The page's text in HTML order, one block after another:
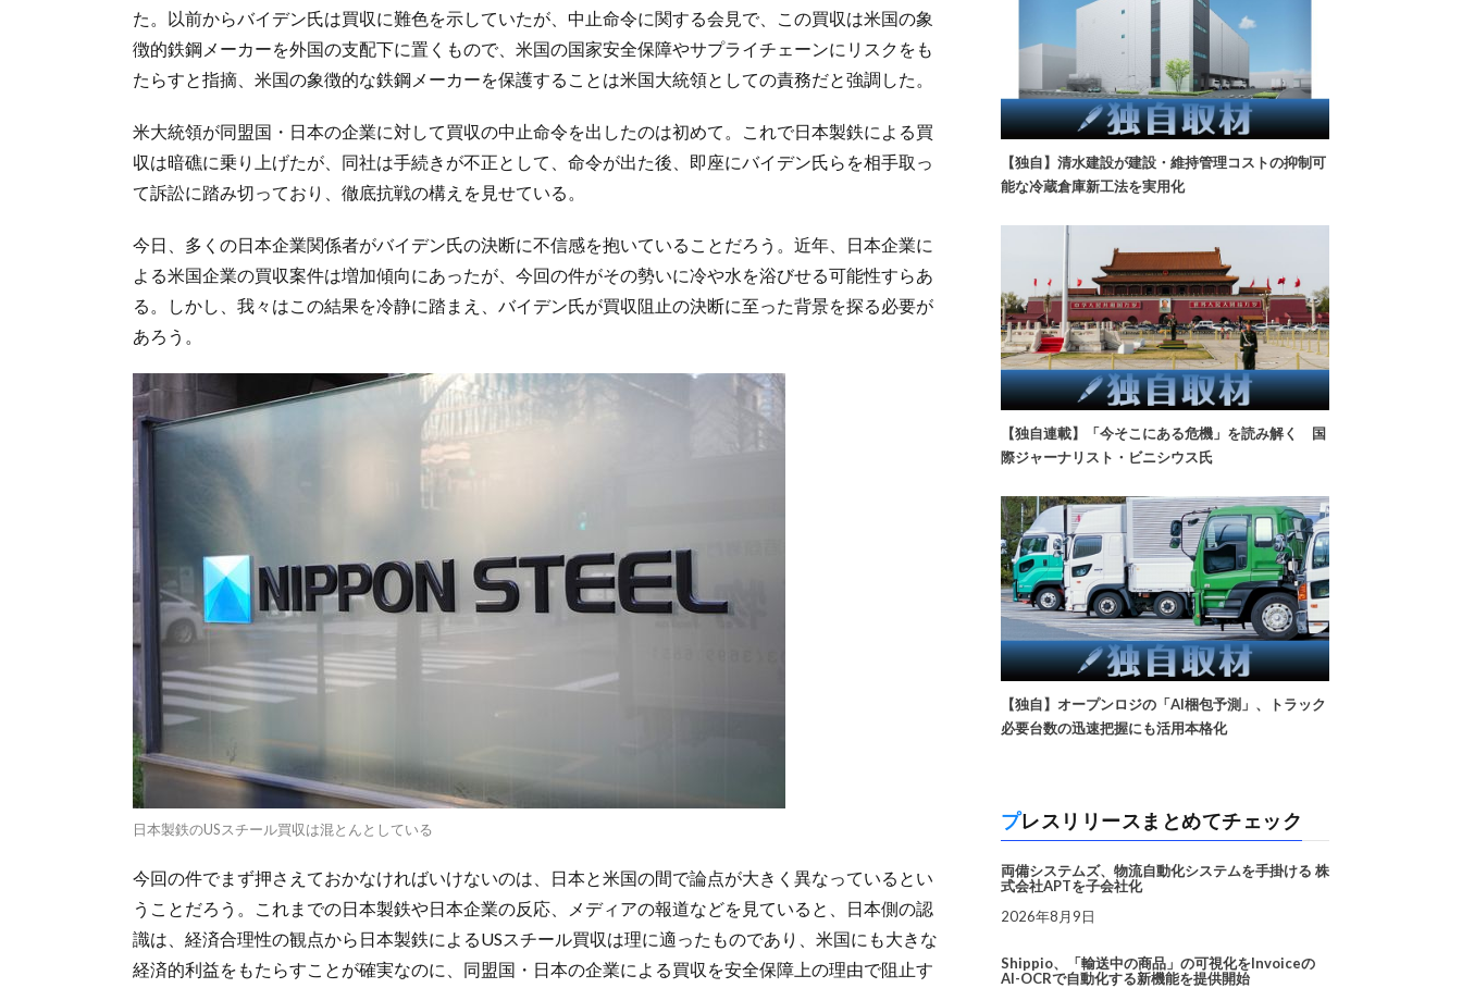
た。以前からバイデン氏は買収に難色を示していたが、中止命令に関する会見で、この買収は米国の象
徴的鉄鋼メーカーを外国の支配下に置くもので、米国の国家安全保障やサプライチェーンにリスクをも
たらすと指摘、米国の象徴的な鉄鋼メーカーを保護することは米国大統領としての責務だと強調した。
米大統領が同盟国・日本の企業に対して買収の中止命令を出したのは初めて。これで日本製鉄による買
収は暗礁に乗り上げたが、同社は手続きが不正として、命令が出た後、即座にバイデン氏らを相手取っ
て訴訟に踏み切っており、徹底抗戦の構えを見せている。
今日、多くの日本企業関係者がバイデン氏の決断に不信感を抱いていることだろう。近年、日本企業に
よる米国企業の買収案件は増加傾向にあったが、今回の件がその勢いに冷や水を浴びせる可能性すらあ
る。しかし、我々はこの結果を冷静に踏まえ、バイデン氏が買収阻止の決断に至った背景を探る必要が
あろう。
日本製鉄のUSスチール買収は混とんとしている
今回の件でまず押さえておかなければいけないのは、日本と米国の間で論点が大きく異なっているとい
うことだろう。これまでの日本製鉄や日本企業の反応、メディアの報道などを見ていると、日本側の認
識は、経済合理性の観点から日本製鉄によるUSスチール買収は理に適ったものであり、米国にも大きな
経済的利益をもたらすことが確実なのに、同盟国・日本の企業による買収を安全保障上の理由で阻止す
【独自】清水建設が建設・維持管理コストの抑制可
能な冷蔵倉庫新工法を実用化
【独自連載】「今そこにある危機」を読み解く 国
際ジャーナリスト・ビニシウス氏
【独自】オープンロジの「AI梱包予測」、トラック
必要台数の迅速把握にも活用本格化
プレスリリースまとめてチェック
両備システムズ、物流自動化システムを手掛ける 株
式会社APTを子会社化
2026年8月9日
Shippio、「輸送中の商品」の可視化をInvoiceの
AI-OCRで自動化する新機能を提供開始